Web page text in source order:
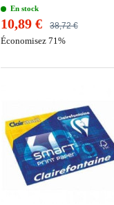
En stock
38,72 €
10,89 €
Économisez 71%